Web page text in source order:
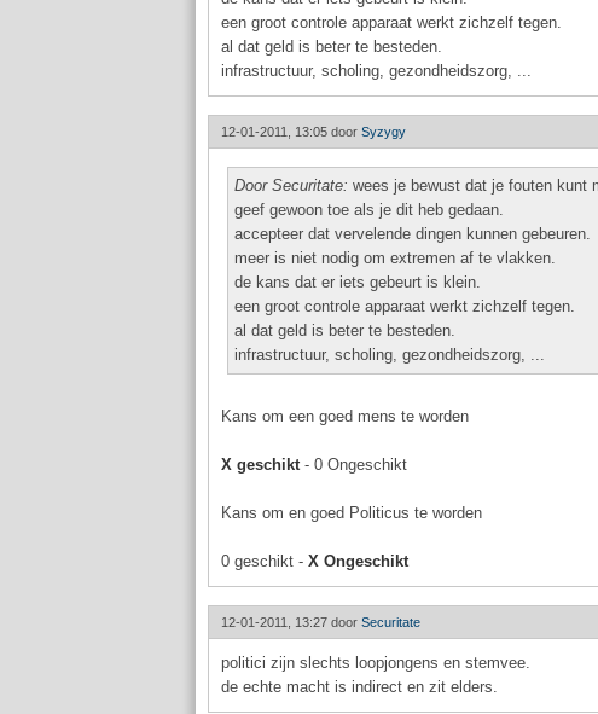
een groot controle apparaat werkt zichzelf tegen.
al dat geld is beter te besteden.
infrastructuur, scholing, gezondheidszorg, ...
12-01-2011, 13:05 door Syzygy
Door Securitate: wees je bewust dat je fouten kunt
geef gewoon toe als je dit heb gedaan.
accepteer dat vervelende dingen kunnen gebeuren.
meer is niet nodig om extremen af te vlakken.
de kans dat er iets gebeurt is klein.
een groot controle apparaat werkt zichzelf tegen.
al dat geld is beter te besteden.
infrastructuur, scholing, gezondheidszorg, ...
Kans om een goed mens te worden
X geschikt - 0 Ongeschikt
Kans om en goed Politicus te worden
0 geschikt - X Ongeschikt
12-01-2011, 13:27 door Securitate
politici zijn slechts loopjongens en stemvee.
de echte macht is indirect en zit elders.